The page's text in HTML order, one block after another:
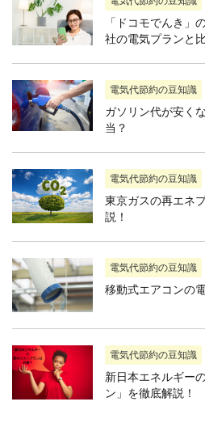
「ドコモでんき」
社の電気プランと
電気代節約の豆知識
ガソリン代が安く
当？
電気代節約の豆知識
東京ガスの再エネ
説！
電気代節約の豆知識
移動式エアコンの
電気代節約の豆知識
新日本エネルギー
ン」を徹底解説！